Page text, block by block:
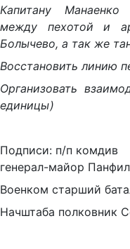
Капитану Манаенко
между пехотой и
Болычево, а так же
Восстановить линию
Организовать
единицы)
Подписи: п/п комдив
генерал-майор
Военком старший
Начштаба полковник